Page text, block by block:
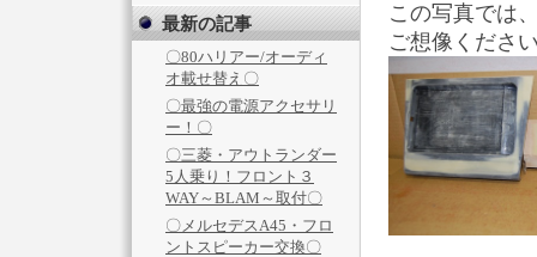
最新の記事
〇80ハリアー/オーディ
オ載せ替え〇
〇最強の電源アクセサリ
ー！〇
〇三菱・アウトランダー
5人乗り！フロント３
WAY～BLAM～取付〇
〇メルセデスA45・フロ
ントスピーカー交換〇
この写真では
ご想像くださ